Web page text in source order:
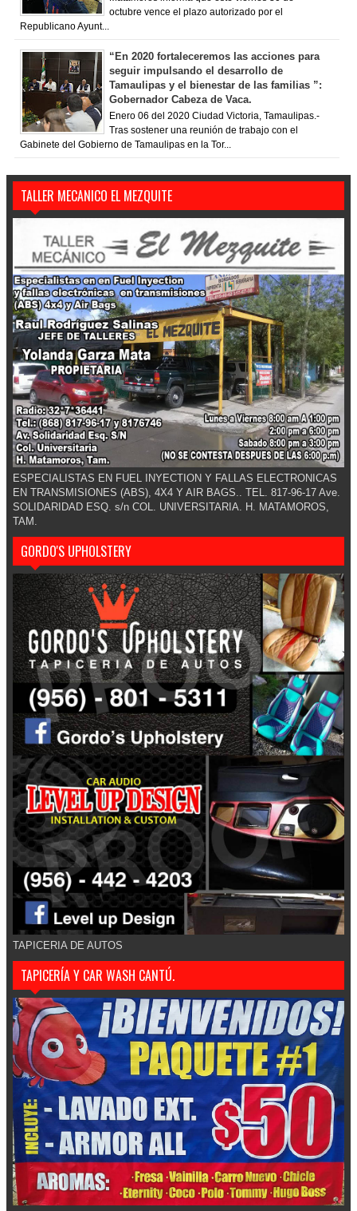
octubre vence el plazo autorizado por el
Republicano Ayunt...
“En 2020 fortaleceremos las acciones para
seguir impulsando el desarrollo de
Tamaulipas y el bienestar de las familias ”:
Gobernador Cabeza de Vaca.
Enero 06 del 2020 Ciudad Victoria, Tamaulipas.-
Tras sostener una reunión de trabajo con el
Gabinete del Gobierno de Tamaulipas en la Tor...
TALLER MECANICO EL MEZQUITE
ESPECIALISTAS EN FUEL INYECTION Y FALLAS ELECTRONICAS
EN TRANSMISIONES (ABS), 4X4 Y AIR BAGS.. TEL. 817-96-17 Ave.
SOLIDARIDAD ESQ. s/n COL. UNIVERSITARIA. H. MATAMOROS,
TAM.
GORDO'S UPHOLSTERY
TAPICERIA DE AUTOS
TAPICERÍA Y CAR WASH CANTÚ.